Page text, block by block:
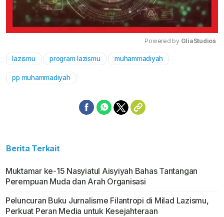
Powered by GliaStudios
lazismu program lazismu muhammadiyah
pp muhammadiyah
Berita Terkait
Muktamar ke-15 Nasyiatul Aisyiyah Bahas Tantangan
Perempuan Muda dan Arah Organisasi
Peluncuran Buku Jurnalisme Filantropi di Milad Lazismu,
Perkuat Peran Media untuk Kesejahteraan